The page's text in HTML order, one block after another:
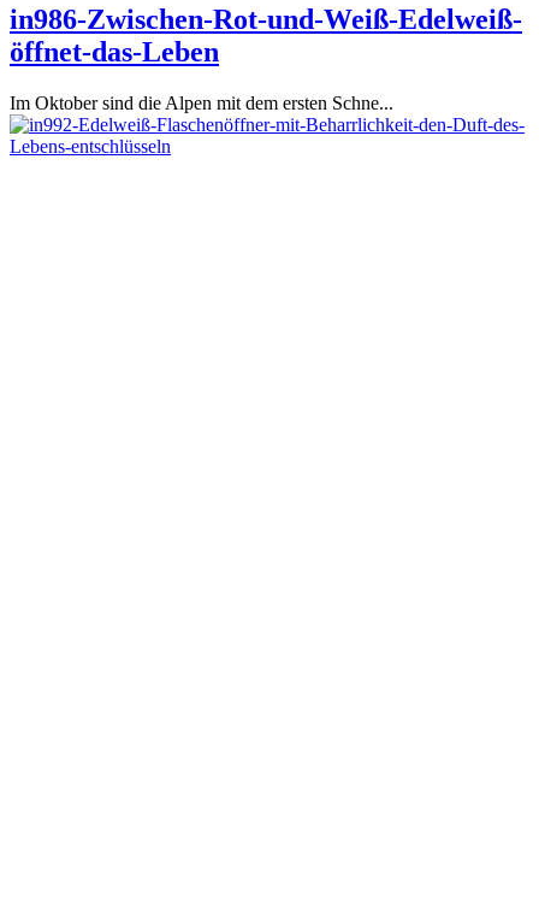
in986-Zwischen-Rot-und-Weiß-Edelweiß-
öffnet-das-Leben
Im Oktober sind die Alpen mit dem ersten Schne...